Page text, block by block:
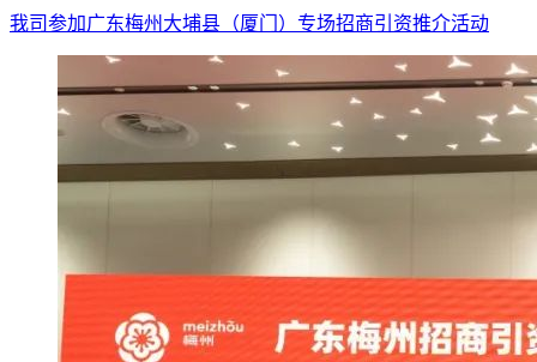
我司参加广东梅州大埔县（厦门）专场招商引资推介活动